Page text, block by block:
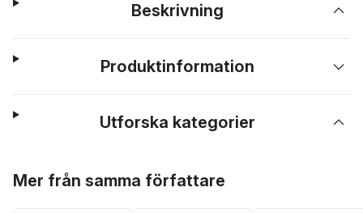
Beskrivning
Produktinformation
Utforska kategorier
Mer från samma författare